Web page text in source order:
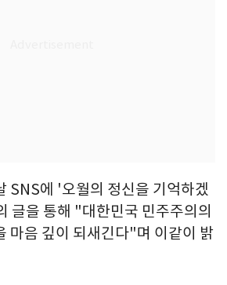
SNS에 '오월의 정신을 기억하겠
글을 통해 "대한민국 민주주의의
마음 깊이 되새긴다"며 이같이 밝